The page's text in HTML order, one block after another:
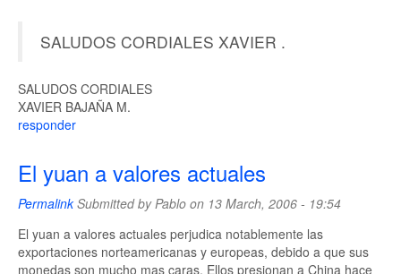
SALUDOS CORDIALES XAVIER .
SALUDOS CORDIALES
XAVIER BAJAÑA M.
responder
El yuan a valores actuales
PermalinkSubmitted byPablo on 13 March, 2006 - 19:54
El yuan a valores actuales perjudica notablemente las
exportaciones norteamericanas y europeas, debido a que sus
monedas son mucho mas caras. Ellos presionan a China hace